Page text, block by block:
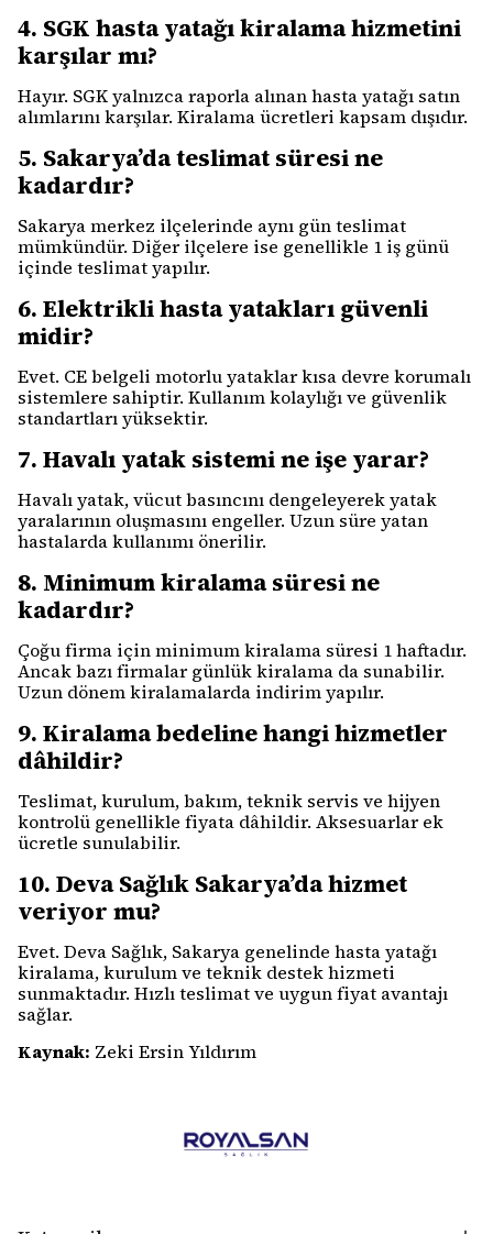
4. SGK hasta yatağı kiralama hizmetini
karşılar mı?
Hayır. SGK yalnızca raporla alınan hasta yatağı satın
alımlarını karşılar. Kiralama ücretleri kapsam dışıdır.
5. Sakarya’da teslimat süresi ne
kadardır?
Sakarya merkez ilçelerinde aynı gün teslimat
mümkündür. Diğer ilçelere ise genellikle 1 iş günü
içinde teslimat yapılır.
6. Elektrikli hasta yatakları güvenli
midir?
Evet. CE belgeli motorlu yataklar kısa devre korumalı
sistemlere sahiptir. Kullanım kolaylığı ve güvenlik
standartları yüksektir.
7. Havalı yatak sistemi ne işe yarar?
Havalı yatak, vücut basıncını dengeleyerek yatak
yaralarının oluşmasını engeller. Uzun süre yatan
hastalarda kullanımı önerilir.
8. Minimum kiralama süresi ne
kadardır?
Çoğu firma için minimum kiralama süresi 1 haftadır.
Ancak bazı firmalar günlük kiralama da sunabilir.
Uzun dönem kiralamalarda indirim yapılır.
9. Kiralama bedeline hangi hizmetler
dâhildir?
Teslimat, kurulum, bakım, teknik servis ve hijyen
kontrolü genellikle fiyata dâhildir. Aksesuarlar ek
ücretle sunulabilir.
10. Deva Sağlık Sakarya’da hizmet
veriyor mu?
Evet. Deva Sağlık, Sakarya genelinde hasta yatağı
kiralama, kurulum ve teknik destek hizmeti
sunmaktadır. Hızlı teslimat ve uygun fiyat avantajı
sağlar.
Kaynak: Zeki Ersin Yıldırım